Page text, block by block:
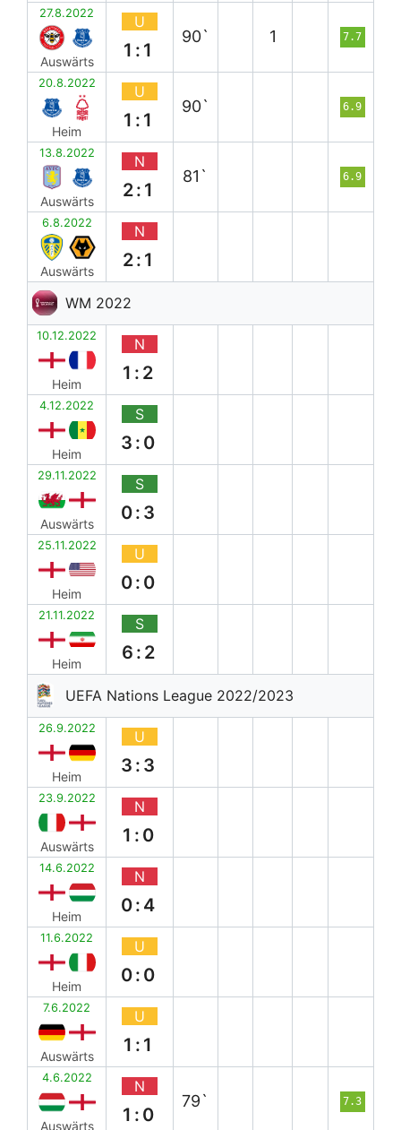
27.8.2022
Auswärts
U
1:1
90` 1 7.7
20.8.2022
Heim
U
1:1
90` 6.9
13.8.2022
Auswärts
N
2:1
81` 6.9
6.8.2022
Auswärts
N
2:1
WM 2022
10.12.2022
Heim
N
1:2
4.12.2022
Heim
S
3:0
29.11.2022
Auswärts
S
0:3
25.11.2022
Heim
U
0:0
21.11.2022
Heim
S
6:2
UEFA Nations League 2022/2023
26.9.2022
Heim
U
3:3
23.9.2022
Auswärts
N
1:0
14.6.2022
Heim
N
0:4
11.6.2022
Heim
U
0:0
7.6.2022
Auswärts
U
1:1
4.6.2022
Auswärts
N
1:0
79` 7.3